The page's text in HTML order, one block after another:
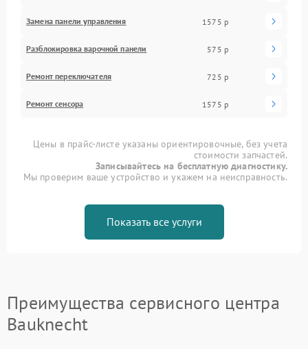
Замена панели управления 1575 р
Разблокировка варочной панели 575 р
Ремонт переключателя 725 р
Ремонт сенсора 1575 р
Цены в прайс-листе указаны ориентировочные, без учета
стоимости запчастей.
Записывайтесь на бесплатную диагностику.
Мы проверим ваше устройство и укажем на неисправность.
Показать все услуги
Преимущества сервисного центра
Bauknecht